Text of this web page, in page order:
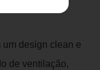
design clean e
de ventilação,